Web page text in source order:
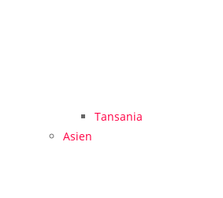
Tansania
Asien